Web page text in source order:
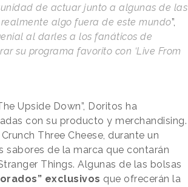
de actuar junto a algunas de las
algo fuera de este mundo”,
al darles a los fanáticos de
su programa favorito con ‘Live From
Upside Down”, Doritos ha
con su producto y merchandising.
Three Cheese, durante un
sabores de la marca que contarán
Things. Algunas de las bolsas
exclusivos que ofrecerán la